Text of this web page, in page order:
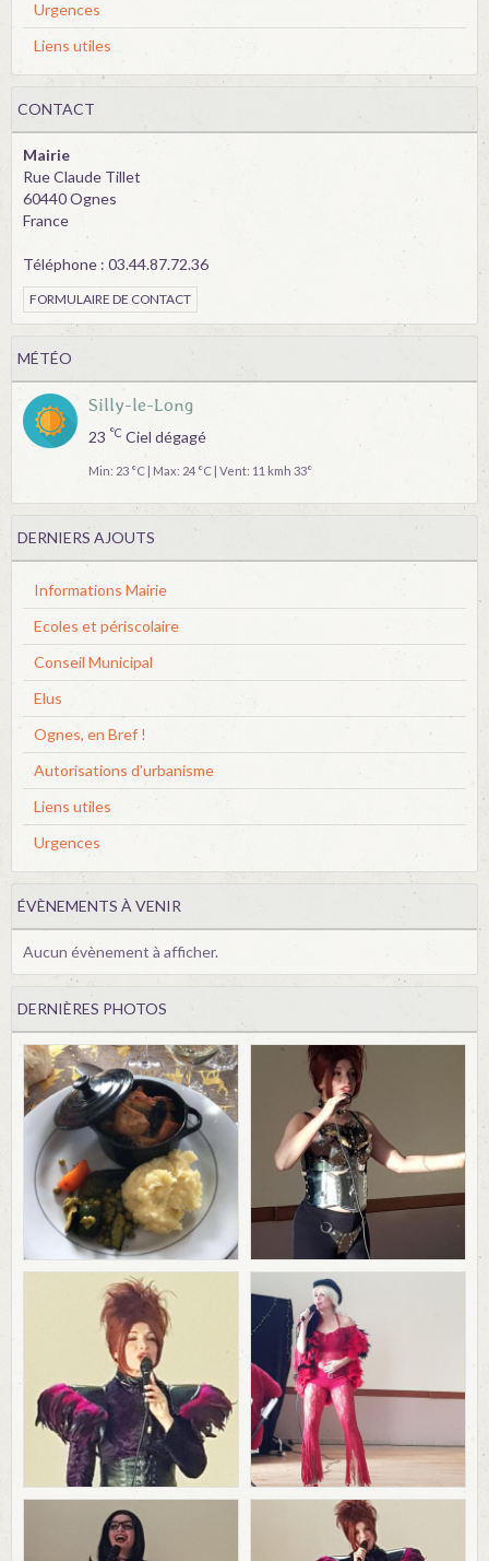
Urgences
Liens utiles
CONTACT
Mairie
Rue Claude Tillet
60440 Ognes
France
Téléphone : 03.44.87.72.36
FORMULAIRE DE CONTACT
MÉTÉO
Silly-le-Long
23 °C Ciel dégagé
Min: 23 °C | Max: 24 °C | Vent: 11 kmh 33°
DERNIERS AJOUTS
Informations Mairie
Ecoles et périscolaire
Conseil Municipal
Elus
Ognes, en Bref !
Autorisations d'urbanisme
Liens utiles
Urgences
ÉVÈNEMENTS À VENIR
Aucun évènement à afficher.
DERNIÈRES PHOTOS